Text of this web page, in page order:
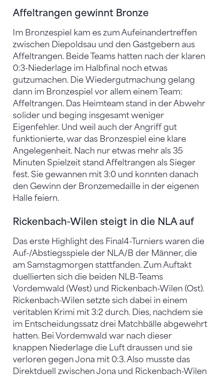
Affeltrangen gewinnt Bronze
Im Bronzespiel kam es zum Aufeinandertreffen
zwischen Diepoldsau und den Gastgebern aus
Affeltrangen. Beide Teams hatten nach der klaren
0:3-Niederlage im Halbfinal noch etwas
gutzumachen. Die Wiedergutmachung gelang
dann im Bronzespiel vor allem einem Team:
Affeltrangen. Das Heimteam stand in der Abwehr
solider und beging insgesamt weniger
Eigenfehler. Und weil auch der Angriff gut
funktionierte, war das Bronzespiel eine klare
Angelegenheit. Nach nur etwas mehr als 35
Minuten Spielzeit stand Affeltrangen als Sieger
fest. Sie gewannen mit 3:0 und konnten danach
den Gewinn der Bronzemedaille in der eigenen
Halle feiern.
Rickenbach-Wilen steigt in die NLA auf
Das erste Highlight des Final4-Turniers waren die
Auf-/Abstiegsspiele der NLA/B der Männer, die
am Samstagmorgen stattfanden. Zum Auftakt
duellierten sich die beiden NLB-Teams
Vordemwald (West) und Rickenbach-Wilen (Ost).
Rickenbach-Wilen setzte sich dabei in einem
veritablen Krimi mit 3:2 durch. Dies, nachdem sie
im Entscheidungssatz drei Matchbälle abgewehrt
hatten. Bei Vordemwald war nach dieser
knappen Niederlage die Luft draussen und sie
verloren gegen Jona mit 0:3. Also musste das
Direktduell zwischen Jona und Rickenbach-Wilen